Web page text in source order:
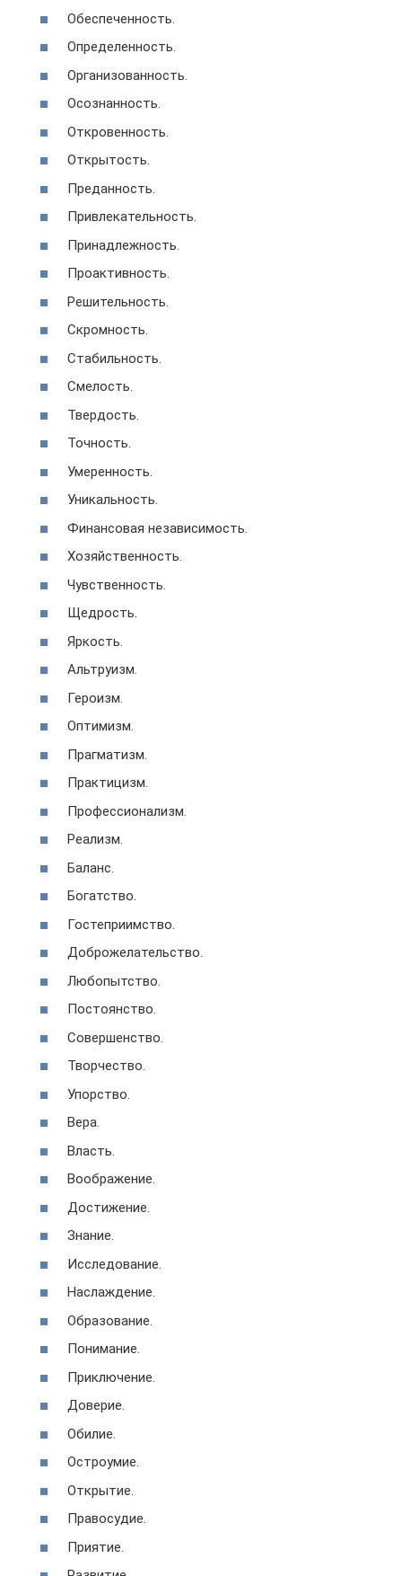
Обеспеченность.
Определенность.
Организованность.
Осознанность.
Откровенность.
Открытость.
Преданность.
Привлекательность.
Принадлежность.
Проактивность.
Решительность.
Скромность.
Стабильность.
Смелость.
Твердость.
Точность.
Умеренность.
Уникальность.
Финансовая независимость.
Хозяйственность.
Чувственность.
Щедрость.
Яркость.
Альтруизм.
Героизм.
Оптимизм.
Прагматизм.
Практицизм.
Профессионализм.
Реализм.
Баланс.
Богатство.
Гостеприимство.
Доброжелательство.
Любопытство.
Постоянство.
Совершенство.
Творчество.
Упорство.
Вера.
Власть.
Воображение.
Достижение.
Знание.
Исследование.
Наслаждение.
Образование.
Понимание.
Приключение.
Доверие.
Обилие.
Остроумие.
Открытие.
Правосудие.
Приятие.